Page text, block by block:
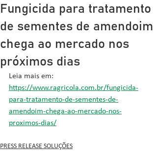
Fungicida para tratamento
de sementes de amendoim
chega ao mercado nos
próximos dias
Leia mais em:
https://www.ragricola.com.br/fungicida-
para-tratamento-de-sementes-de-
amendoim-chega-ao-mercado-nos-
proximos-dias/
PRESS RELEASE SOLUÇÕES